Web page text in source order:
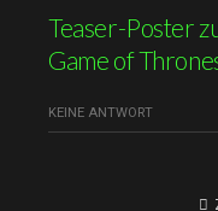
Teaser-Poster
Game of
KEINE ANTWORT